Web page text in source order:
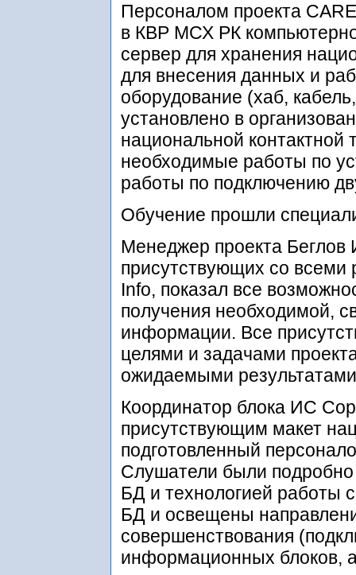
Персоналом проекта
в КВР МСХ РК
сервер для хранения
для внесения данных и
оборудование (хаб,
установлено в
национальной
необходимые работы по
работы по подключению
Обучение прошли
Менеджер проекта Беглов
присутствующих со всеми
Info, показал все
получения необходимой,
информации. Все
целями и задачами
ожидаемыми
Координатор блока ИС
присутствующим макет
подготовленный
Слушатели были
БД и технологией работы
БД и освещены
совершенствования
информационных блоков,